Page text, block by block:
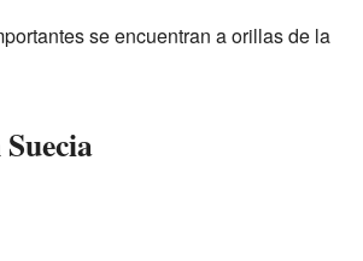
se encuentran a orillas de la